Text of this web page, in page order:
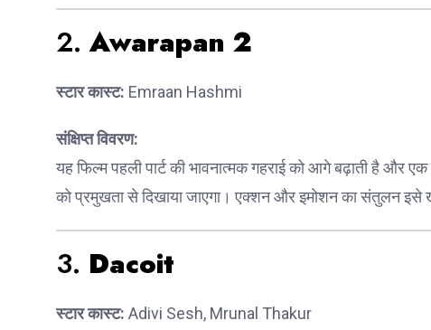
2.Awarapan 2
स्टार कास्ट: Emraan Hashmi
संक्षिप्त विवरण:
यह फिल्म पहली पार्ट की भावनात्मक गहराई को आगे बढ़ाती है और
को प्रमुखता से दिखाया जाएगा। एक्शन और इमोशन का संतुलन इसे
3. Dacoit
स्टार कास्ट: Adivi Sesh, Mrunal Thakur